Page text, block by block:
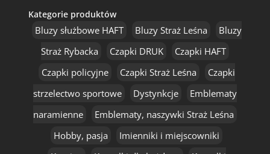
Kategorie produktów
Bluzy służbowe HAFT Bluzy Straż Leśna
Bluzy
Straż Rybacka
Czapki DRUK
Czapki HAFT
Czapki policyjne
Czapki Straż Leśna
Czapki
strzelectwo sportowe
Dystynkcje
Emblematy
naramienne
Emblematy, naszywki Straż Leśna
Hobby, pasja
Imienniki i miejscowniki